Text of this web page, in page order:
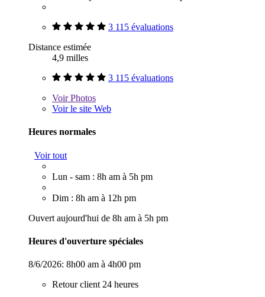
3 115 évaluations
Distance estimée
4,9 milles
3 115 évaluations
VoirPhotos
Voir le site Web
Heures normales
Voir tout
Lun - sam : 8h am à 5h pm
Dim : 8h am à 12h pm
Ouvert aujourd'hui de 8h am à 5h pm
Heures d'ouverture spéciales
8/6/2026: 8h00 am à 4h00 pm
Retour client 24 heures